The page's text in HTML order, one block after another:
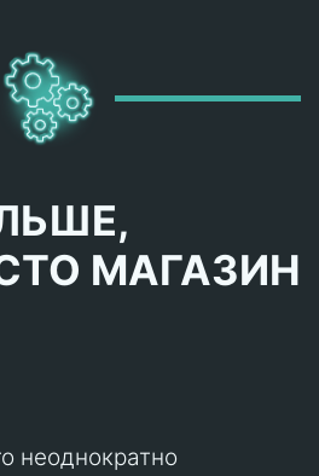
МАГАЗИН
неоднократно